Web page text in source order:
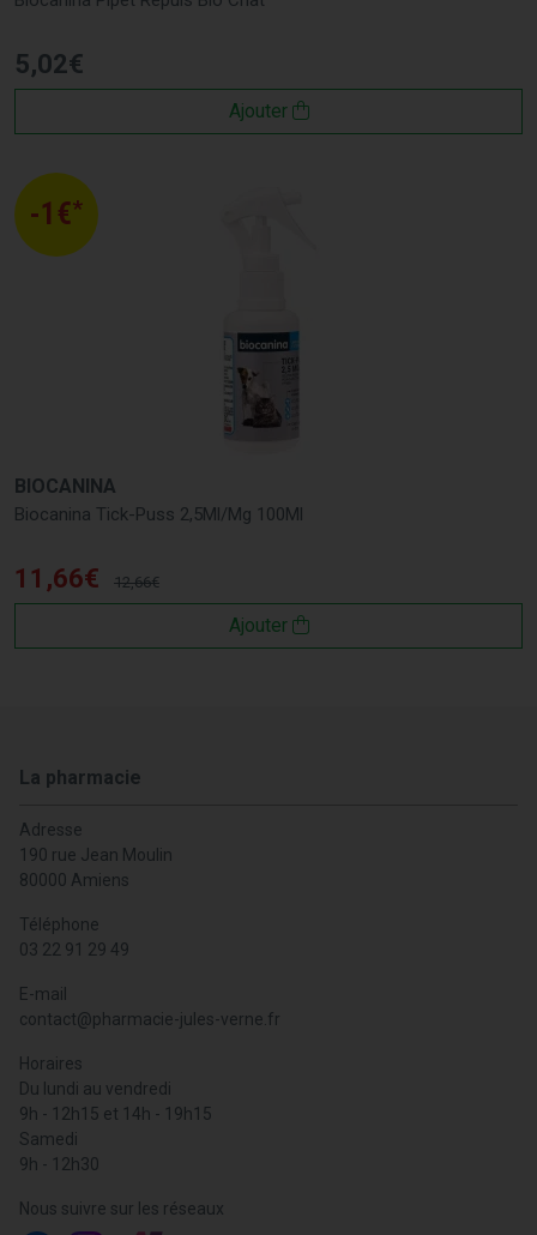
5,02€
Ajouter
-1€*
BIOCANINA
Biocanina Tick-Puss 2,5Ml/Mg 100Ml
11 ,66€ 12,66€
Ajouter
La pharmacie
Adresse
190 rue Jean Moulin
80000 Amiens
Téléphone
03 22 91 29 49
E-mail
contact@pharmacie-jules-verne.fr
Horaires
Du lundi au vendredi
9h - 12h15 et 14h - 19h15
Samedi
9h - 12h30
Nous suivre sur les réseaux